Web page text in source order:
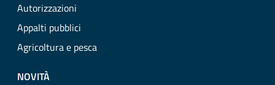
Autorizzazioni
Appalti pubblici
Agricoltura e pesca
NOVITÀ